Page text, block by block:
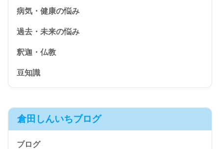
病気・健康の悩み
過去・未来の悩み
釈迦・仏教
豆知識
倉田しんいちブログ
ブログ